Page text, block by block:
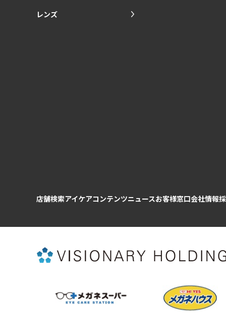
レンズ
店舗検索アイケアコンテンツニュースお客様窓口会社情報